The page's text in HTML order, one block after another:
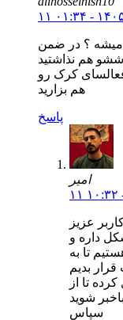
میشه ؟ در ضمن
هم نذاشتید
کرک رو
هم بزارید
پاسخ
امیر
داره و
تا به
تا از
سپاس